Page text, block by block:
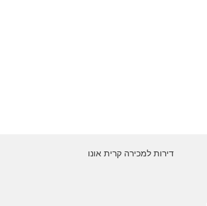
דירות למכירה קרית אונו